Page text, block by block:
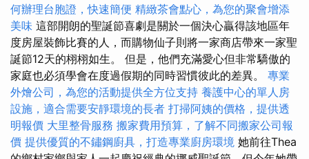
何辦理台胞證，快速簡便 精緻茶會點心，為您的聚會增添
美味 這部開朗的聖誕節喜劇是關於一個決心贏得該地區年
度房屋裝飾比賽的人，而購物仙子則將一家商店帶來一家聖
誕節12天的栩栩如生。 但是，他們充滿愛心但非常驕傲的
家庭也必須學會在度過假期的同時習慣彼此的差異。 專業
外燴公司，為您的活動提供全方位支持 養護中心的單人房
設施，適合需要安靜環境的長者 打掃阿姨的價格，提供透
明報價 大里整骨服務 搬家費用預算，了解不同搬家公司報
價 提供優質的不鏽鋼廚具，打造專業廚房環境 她前往Thea